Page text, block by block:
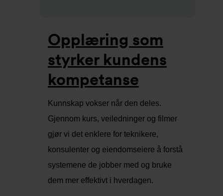
Opplæring som
styrker kundens
kompetanse
Kunnskap vokser når den deles.
Gjennom kurs, veiledninger og filmer
gjør vi det enklere for teknikere,
konsulenter og eiendomseiere å forstå
systemene de jobber med og bruke
dem mer effektivt i hverdagen.